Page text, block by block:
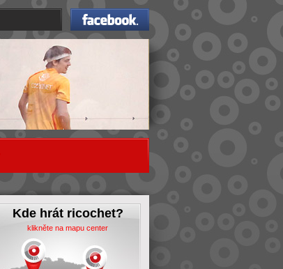
Facebook
Kde hrát ricochet?
klikněte na mapu center